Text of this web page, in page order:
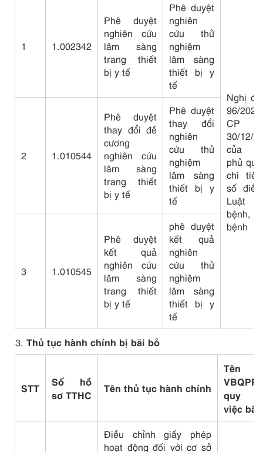
1 1.002342
Phê duyệt
nghiên cứu
lâm sàng
trang thiết
bị y tế
Phê duyệt
nghiên
cứu thử
nghiệm
lâm sàng
thiết bị y
tế
Nghị
96/
CP
30/12/
của
phủ
chi tiết
số
Luật
bệnh,
bệnh
2 1.010544
Phê duyệt
thay đổi đề
cương
nghiên cứu
lâm sàng
trang thiết
bị y tế
Phê duyệt
thay đổi
nghiên
cứu thử
nghiệm
lâm sàng
thiết bị y
tế
3 1.010545
Phê duyệt
kết quả
nghiên cứu
lâm sàng
trang thiết
bị y tế
phê duyệt
kết quả
nghiên
cứu thử
nghiệm
lâm sàng
thiết bị y
tế
Thủ tục hành chính bị bãi bỏ
STT
Số hồ
sơ TTHC
Tên thủ tục hành chính
Tên
VBQPPL
quy
việc bãi
Điều chỉnh giấy phép
hoạt động đối với cơ sở